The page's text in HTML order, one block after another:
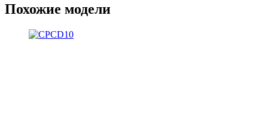
Похожие модели